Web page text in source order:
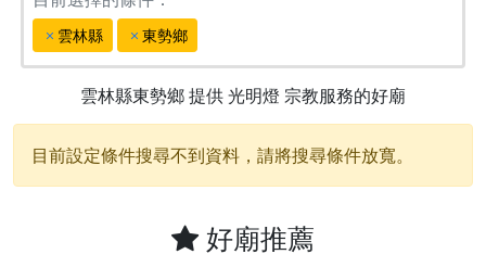
雲林縣 東勢鄉
雲林縣東勢鄉提供光明燈 宗教服務的好廟
目前設定條件搜尋不到資料，請將搜尋條件放寬。
好廟推薦